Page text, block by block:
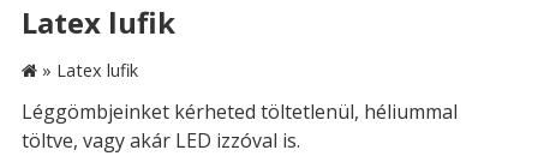
Latex lufik
» Latex lufik
Léggömbjeinket kérheted töltetlenül, héliummal
töltve, vagy akár LED izzóval is.